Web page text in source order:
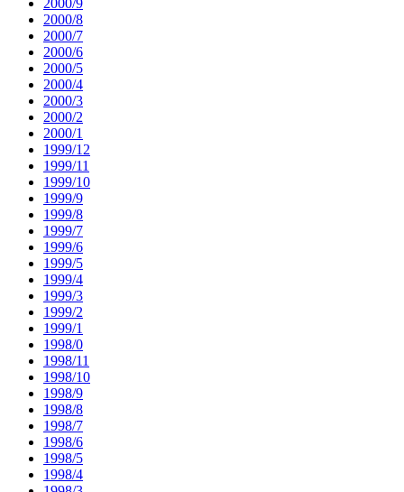
2000/8
2000/7
2000/6
2000/5
2000/4
2000/3
2000/2
2000/1
1999/12
1999/11
1999/10
1999/9
1999/8
1999/7
1999/6
1999/5
1999/4
1999/3
1999/2
1999/1
1998/0
1998/11
1998/10
1998/9
1998/8
1998/7
1998/6
1998/5
1998/4